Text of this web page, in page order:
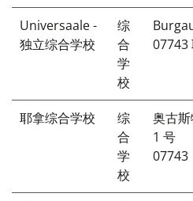
Universaale -
独立综合学校
综
合
学
校
07743
耶拿综合学校
综
合
学
校
奥古
1 号
07743